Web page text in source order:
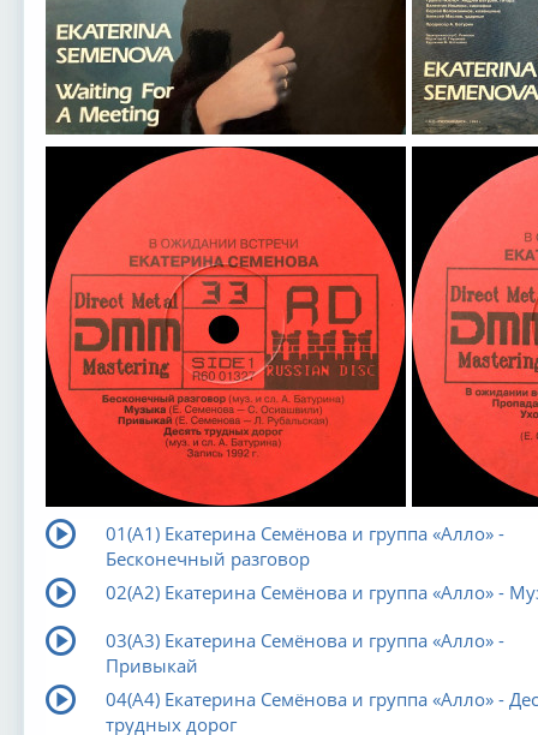
01(A1) Екатерина Семёнова и группа «Алло» -
Бесконечный разговор
02(A2) Екатерина Семёнова и группа «Алло» -
03(A3) Екатерина Семёнова и группа «Алло» -
Привыкай
04(A4) Екатерина Семёнова и группа «Алло» -
трудных дорог